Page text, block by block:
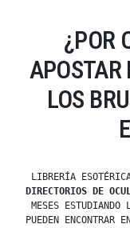
¿POR
APOSTAR
LOS
LIBRERÍA
DIRECTORIOS DE
MESES ESTUDIANDO
PUEDEN ENCONTRAR